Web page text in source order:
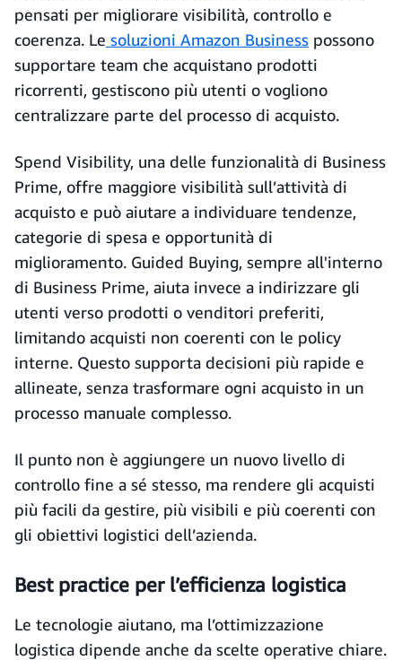
pensati per migliorare visibilità, controllo e
coerenza. Le soluzioni Amazon Business possono
supportare team che acquistano prodotti
ricorrenti, gestiscono più utenti o vogliono
centralizzare parte del processo di acquisto.
Spend Visibility, una delle funzionalità di Business
Prime, offre maggiore visibilità sull’attività di
acquisto e può aiutare a individuare tendenze,
categorie di spesa e opportunità di
miglioramento. Guided Buying, sempre all'interno
di Business Prime, aiuta invece a indirizzare gli
utenti verso prodotti o venditori preferiti,
limitando acquisti non coerenti con le policy
interne. Questo supporta decisioni più rapide e
allineate, senza trasformare ogni acquisto in un
processo manuale complesso.
Il punto non è aggiungere un nuovo livello di
controllo fine a sé stesso, ma rendere gli acquisti
più facili da gestire, più visibili e più coerenti con
gli obiettivi logistici dell’azienda.
Best practice per l’efficienza logistica
Le tecnologie aiutano, ma l’ottimizzazione
logistica dipende anche da scelte operative chiare.